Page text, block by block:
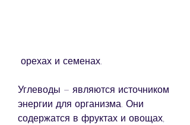
орехах и семенах.
Углеводы – являются источником
энергии для организма. Они
содержатся в фруктах и овощах,